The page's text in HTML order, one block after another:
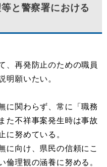
と警察署における
、再発防止のための職員
願いたい。
に関わらず、常に「職務
た不祥事案発生時は事故
努めている。
に向け、県民の信頼にこ
理観の涵養に努める。